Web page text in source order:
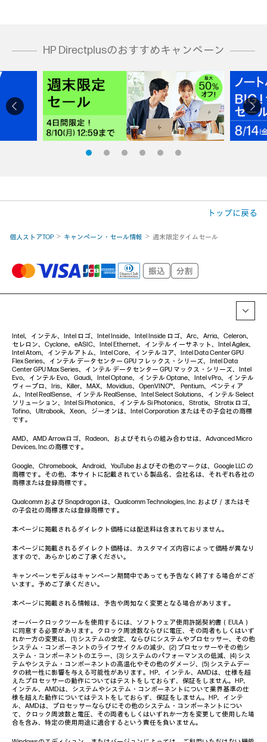
HP Directplusのおすすめキャンペーン
トップに戻る
個人ストアTOP キャンペーン・セール情報 週末限定タイムセール
Intel、インテル、Intel ロゴ、Intel Inside、Intel Inside ロゴ、Arc、Arria、Celeron、
セレロン、Cyclone、eASIC、Intel Ethernet、インテル イーサネット、Intel Agilex、
Intel Atom、インテルアトム、Intel Core、インテルコア、Intel Data Center GPU
Flex Series、インテル データセンター GPU フレックス・シリーズ、Intel Data
Center GPU Max Series、インテル データセンター GPU マックス・シリーズ、Intel
Evo、インテル Evo、Gaudi、Intel Optane、インテル Optane、Intel vPro、インテル
ヴィープロ、Iris、Killer、MAX、Movidius、OpenVINO™、 Pentium、ペンティア
ム、Intel RealSense、インテル RealSense、Intel Select Solutions、インテル Select
ソリューション、Intel Si Photonics、インテル Si Photonics、Stratix、Stratix ロゴ、
Tofino、Ultrabook、Xeon、ジーオンは、Intel Corporation またはその子会社の商標
です。
AMD、AMD Arrowロゴ、Radeon、およびそれらの組み合わせは、Advanced Micro
Devices, Inc.の商標です。
Google、Chromebook、Android、YouTube およびその他のマークは、Google LLC の
商標です。その他、本サイトに記載されている製品名、会社名は、それぞれ各社の
商標または登録商標です。
Qualcomm および Snapdragon は、Qualcomm Technologies, Inc. および／またはそ
の子会社の商標または登録商標です。
本ページに掲載されるダイレクト価格には配送料は含まれておりません。
本ページに掲載されるダイレクト価格は、カスタマイズ内容によって価格が異なり
ますので、あらかじめご了承ください。
キャンペーンモデルはキャンペーン期間中であっても予告なく終了する場合がござ
います。予めご了承ください。
本ページに掲載される情報は、予告や周知なく変更となる場合があります。
オーバークロックツールを使用するには、ソフトウェア使用許諾契約書（EULA）
に同意する必要があります。クロック周波数ならびに電圧、その両者もしくはいず
れか一方の変更は、(1) システムの安定、ならびにシステムやプロセッサー、その他
システム・コンポーネントのライフサイクルの減少、(2) プロセッサーやその他シ
ステム・コンポーネントのエラー、(3) システムのパフォーマンスの低減、(4) シス
テムやシステム・コンポーネントの高温化やその他のダメージ、(5) システムデー
タの統一性に影響を与える可能性があります。HP、インテル、AMDは、仕様を超
えたプロセッサーの動作についてはテストをしておらず、保証をしません。HP、
インテル、AMDは、システムやシステム・コンポーネントについて業界基準の仕
様を超えた動作についてはテストをしておらず、保証をしません。HP、インテ
ル、AMDは、プロセッサーならびにその他のシステム・コンポーネントについ
て、クロック周波数と電圧、その両者もしくはいずれか一方を変更して使用した場
合を含み、特定の使用用途に適合するという責任を負いません。